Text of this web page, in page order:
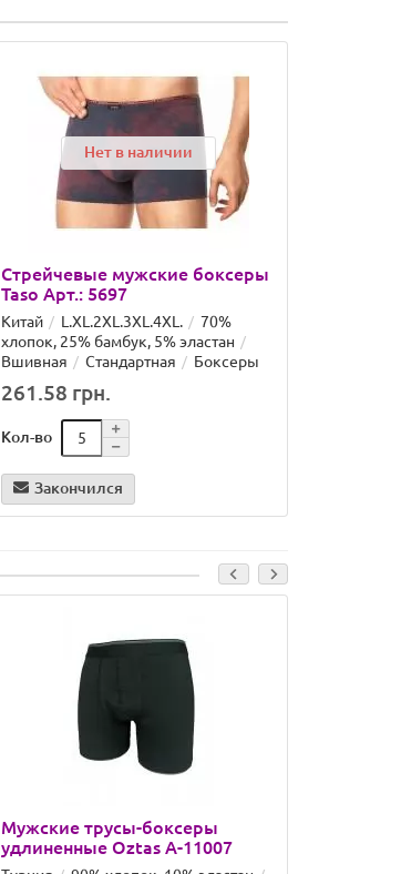
Нет в наличии
Стрейчевые мужские боксеры
Taso Арт.: 5697
Китай L.XL.2XL.3XL.4XL.
70%
хлопок, 25% бамбук, 5% эластан
Вшивная
Стандартная Боксеры
261.58 грн.
Кол-во
Закончился
Мужские трусы-боксеры
удлиненные Oztas A-11007